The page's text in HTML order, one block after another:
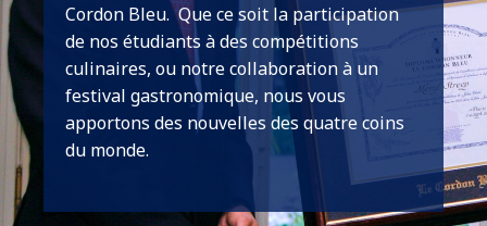
Cordon Bleu. Que ce soit la participation
de nos étudiants à des compétitions
culinaires, ou notre collaboration à un
festival gastronomique, nous vous
apportons des nouvelles des quatre coins
du monde.